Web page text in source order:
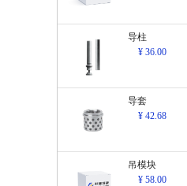
导柱
¥ 36.00
导套
¥ 42.68
吊模块
¥ 58.00